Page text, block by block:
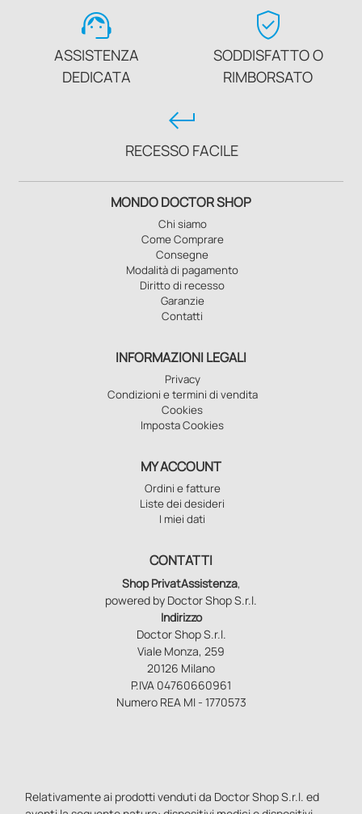
support_agent
ASSISTENZA
DEDICATA
verified_user
SODDISFATTO O
RIMBORSATO
keyboard_return
RECESSO FACILE
MONDO DOCTOR SHOP
Chi siamo
Come Comprare
Consegne
Modalità di pagamento
Diritto di recesso
Garanzie
Contatti
INFORMAZIONI LEGALI
Privacy
Condizioni e termini di vendita
Cookies
Imposta Cookies
MY ACCOUNT
Ordini e fatture
Liste dei desideri
I miei dati
CONTATTI
Shop PrivatAssistenza,
powered by Doctor Shop S.r.l.
Indirizzo
Doctor Shop S.r.l.
Viale Monza, 259
20126 Milano
P.IVA 04760660961
Numero REA MI - 1770573
Relativamente ai prodotti venduti da Doctor Shop S.r.l. ed